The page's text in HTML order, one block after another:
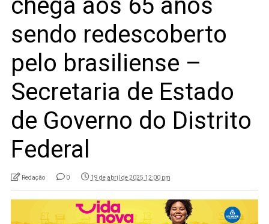
chega aos 65 anos
sendo redescoberto
pelo brasiliense –
Secretaria de Estado
de Governo do Distrito
Federal
Redação 0 19 de abril de 2025 12:00 pm